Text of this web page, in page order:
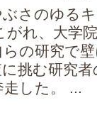
さのゆる
れ、大学
の研究で
挑む研究
した。 ...